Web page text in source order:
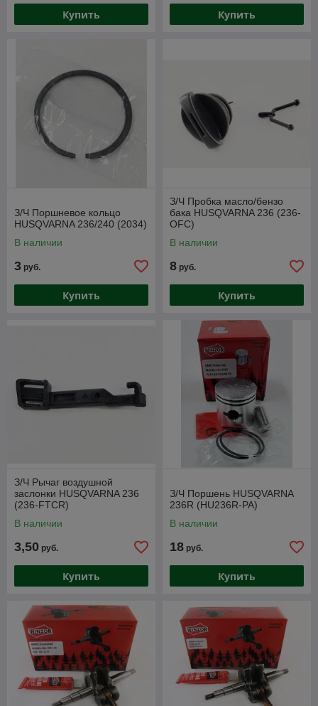
Купить Купить
З/Ч Поршневое кольцо
HUSQVARNA 236/240 (2034)
В наличии
3 руб.
Купить
З/Ч Пробка масло/бензо
бака HUSQVARNA 236 (236-
OFC)
В наличии
8 руб.
Купить
З/Ч Рычаг воздушной
заслонки HUSQVARNA 236
(236-FTCR)
В наличии
3,50 руб.
Купить
З/Ч Поршень HUSQVARNA
236R (HU236R-PA)
В наличии
18 руб.
Купить